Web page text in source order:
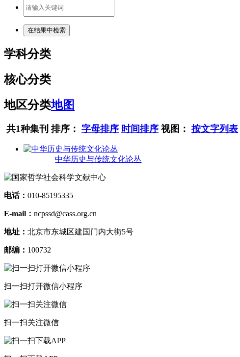
学科分类
核心分类
地区分类地图
共1种集刊 排序： 字母排序 时间排序 视图： 按文字列表
中华历史与传统文化论丛
电话： 010-85195335
E-mail： ncpssd@cass.org.cn
地址： 北京市东城区建国门内大街5号
邮编： 100732
扫一扫打开微信小程序
扫一扫关注微信